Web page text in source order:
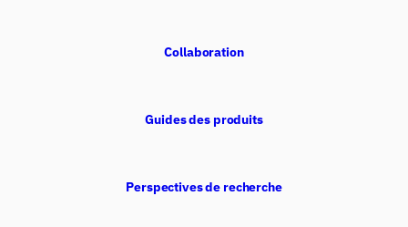
Collaboration
Guides des produits
Perspectives de recherche
fonction de votre demande.